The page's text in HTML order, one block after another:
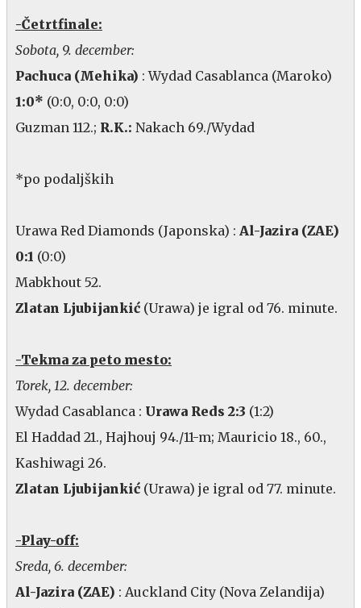
-Četrtfinale:
Sobota, 9. december:
Pachuca (Mehika) : Wydad Casablanca (Maroko)
1:0* (0:0, 0:0, 0:0)
Guzman 112.; R.K.: Nakach 69./Wydad
*po podaljških
Urawa Red Diamonds (Japonska) : Al-Jazira (ZAE)
0:1 (0:0)
Mabkhout 52.
Zlatan Ljubijankić (Urawa) je igral od 76. minute.
-Tekma za peto mesto:
Torek, 12. december:
Wydad Casablanca : Urawa Reds 2:3 (1:2)
El Haddad 21., Hajhouj 94./11-m; Mauricio 18., 60.,
Kashiwagi 26.
Zlatan Ljubijankić (Urawa) je igral od 77. minute.
-Play-off:
Sreda, 6. december:
Al-Jazira (ZAE) : Auckland City (Nova Zelandija)